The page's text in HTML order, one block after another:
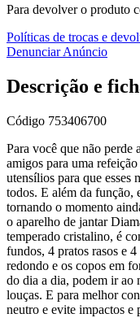
Para devolver o produto
Políticas de trocas e
Denunciar Anúncio
Descrição e
Código 753406700
Para você que não perde
amigos para uma
utensílios para que esses
todos. E além da função,
tornando o momento
o aparelho de jantar
temperado cristalino, é
fundos, 4 pratos rasos e
redondo e os copos em
do dia a dia, podem ir ao
louças. E para melhor
neutro e evite impactos e